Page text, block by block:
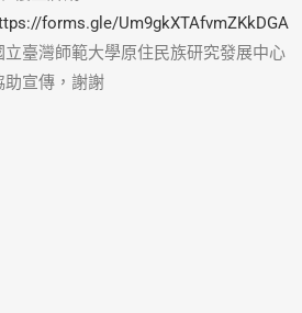
forms.gle/Um9gkXTAfvmZKkDGA
立臺灣師範大學原住民族研究發展中心
助宣傳，謝謝